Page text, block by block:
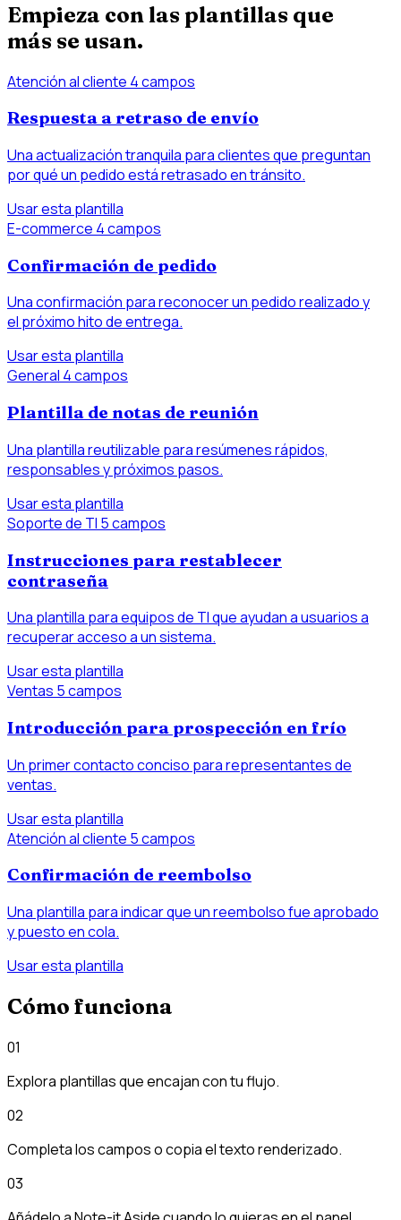
Empieza con las plantillas que
más se usan.
Atención al cliente 4 campos
Respuesta a retraso de envío
Una actualización tranquila para clientes que preguntan
por qué un pedido está retrasado en tránsito.
Usar esta plantilla
E-commerce 4 campos
Confirmación de pedido
Una confirmación para reconocer un pedido realizado y
el próximo hito de entrega.
Usar esta plantilla
General 4 campos
Plantilla de notas de reunión
Una plantilla reutilizable para resúmenes rápidos,
responsables y próximos pasos.
Usar esta plantilla
Soporte de TI 5 campos
Instrucciones para restablecer
contraseña
Una plantilla para equipos de TI que ayudan a usuarios a
recuperar acceso a un sistema.
Usar esta plantilla
Ventas 5 campos
Introducción para prospección en frío
Un primer contacto conciso para representantes de
ventas.
Usar esta plantilla
Atención al cliente 5 campos
Confirmación de reembolso
Una plantilla para indicar que un reembolso fue aprobado
y puesto en cola.
Usar esta plantilla
Cómo funciona
01
Explora plantillas que encajan con tu flujo.
02
Completa los campos o copia el texto renderizado.
03